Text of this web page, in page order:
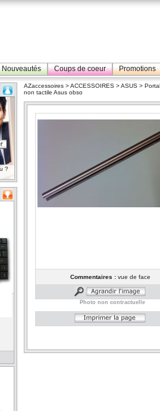
Nouveautés Coups de coeur Promotions
?
AZaccessoires >ACCESSOIRES >ASUS >
non tactile Asus obso
Commentaires :vue de face
Photo non contractuelle